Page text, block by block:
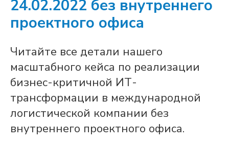
24.02.2022 без внутреннего
проектного офиса
Читайте все детали нашего
масштабного кейса по реализации
бизнес-критичной ИТ-
трансформации в международной
логистической компании без
внутреннего проектного офиса.